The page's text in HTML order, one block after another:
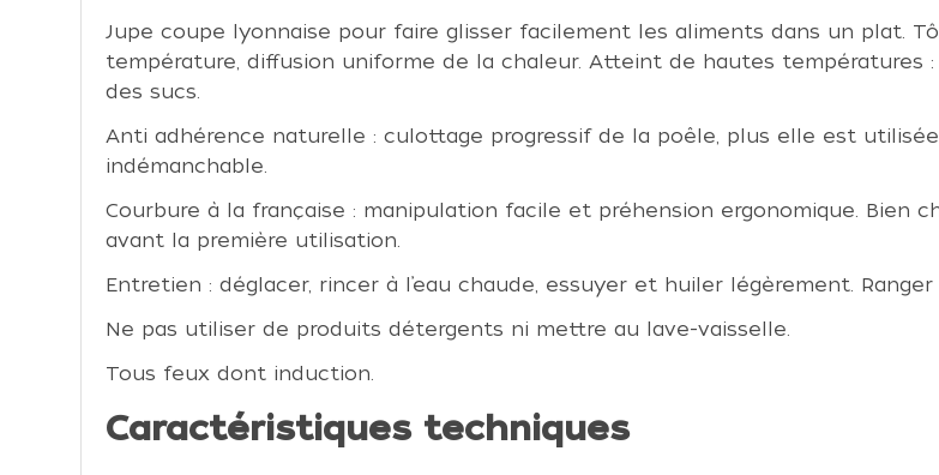
Jupe coupe lyonnaise pour faire glisser facilement les aliments dans un plat.
température, diffusion uniforme de la chaleur. Atteint de hautes températures
des sucs.
Anti adhérence naturelle : culottage progressif de la poêle, plus elle est
indémanchable.
Courbure à la française : manipulation facile et préhension ergonomique. Bien
avant la première utilisation.
Entretien : déglacer, rincer à l’eau chaude, essuyer et huiler légèrement.
Ne pas utiliser de produits détergents ni mettre au lave-vaisselle.
Tous feux dont induction.
Caractéristiques techniques